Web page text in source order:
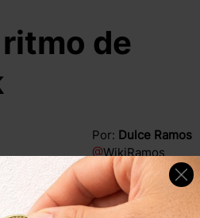
de
Por: Dulce Ramos
@WikiRamos
Leer después